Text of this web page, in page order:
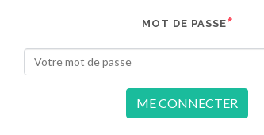
MOT DE PASSE
ME CONNECTER